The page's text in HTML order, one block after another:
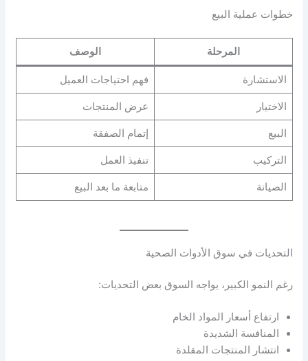
خطوات عملية البيع
المرحلة الوصف
الاستشارة فهم احتياجات العميل
الاختيار عرض المنتجات
البيع إتمام الصفقة
التركيب تنفيذ العمل
الصيانة متابعة ما بعد البيع
التحديات في سوق الأدوات الصحية
رغم النمو الكبير، يواجه السوق بعض التحديات:
ارتفاع أسعار المواد الخام
المنافسة الشديدة
انتشار المنتجات المقلدة